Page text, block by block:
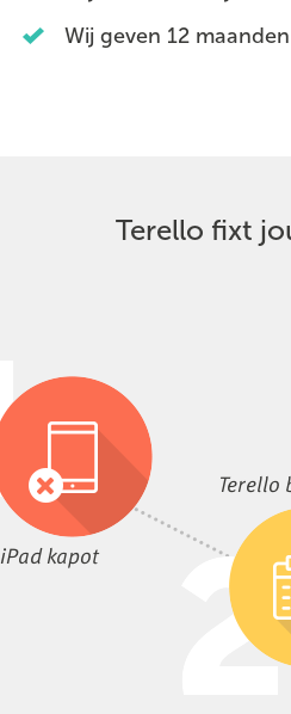
Wij geven 12
Terello fixt
iPad kapot
Terello